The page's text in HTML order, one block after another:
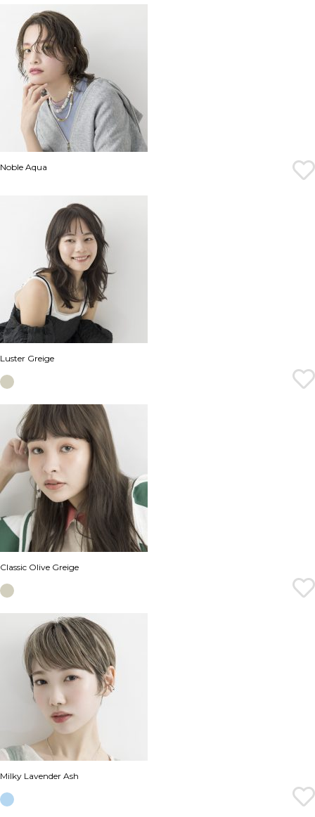
Noble Aqua
Luster Greige
Classic Olive Greige
Milky Lavender Ash